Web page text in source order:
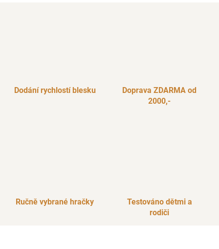
Dodání rychlostí blesku
Doprava ZDARMA od
2000,-
Ručně vybrané hračky
Testováno dětmi a
rodiči